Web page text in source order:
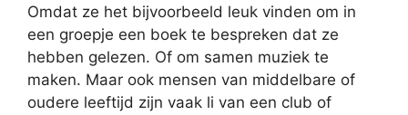
Omdat ze het bijvoorbeeld leuk vinden om in
een groepje een boek te bespreken dat ze
hebben gelezen. Of om samen muziek te
maken. Maar ook mensen van middelbare of
oudere leeftijd zijn vaak li van een club of